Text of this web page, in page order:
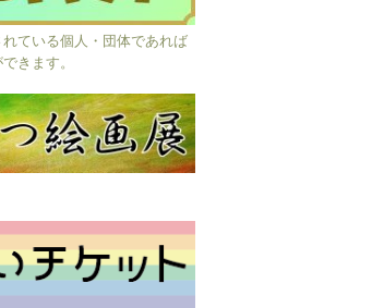
ている個人・団体であれば
きます。